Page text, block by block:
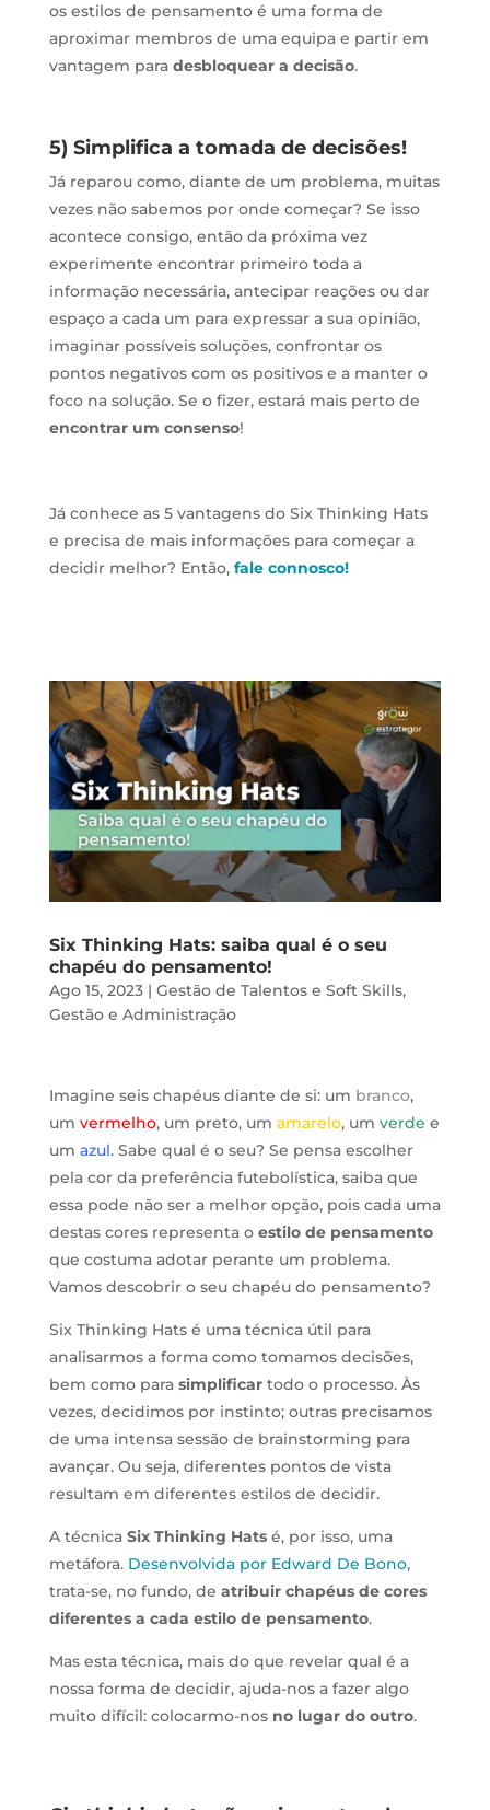
os estilos de pensamento é uma forma de
aproximar membros de uma equipa e partir em
vantagem para desbloquear a decisão.
5) Simplifica a tomada de decisões!
Já reparou como, diante de um problema, muitas
vezes não sabemos por onde começar? Se isso
acontece consigo, então da próxima vez
experimente encontrar primeiro toda a
informação necessária, antecipar reações ou dar
espaço a cada um para expressar a sua opinião,
imaginar possíveis soluções, confrontar os
pontos negativos com os positivos e a manter o
foco na solução. Se o fizer, estará mais perto de
encontrar um consenso!
Já conhece as 5 vantagens do Six Thinking Hats
e precisa de mais informações para começar a
decidir melhor? Então, fale connosco!
Six Thinking Hats: saiba qual é o seu
chapéu do pensamento!
Ago 15, 2023| Gestão de Talentos e Soft Skills,
Gestão e Administração
Imagine seis chapéus diante de si: um branco,
um vermelho, um preto, um amarelo, um verde e
um azul. Sabe qual é o seu? Se pensa escolher
pela cor da preferência futebolística, saiba que
essa pode não ser a melhor opção, pois cada uma
destas cores representa o estilo de pensamento
que costuma adotar perante um problema.
Vamos descobrir o seu chapéu do pensamento?
Six Thinking Hats é uma técnica útil para
analisarmos a forma como tomamos decisões,
bem como para simplificartodo o processo. Às
vezes, decidimos por instinto; outras precisamos
de uma intensa sessão de brainstorming para
avançar. Ou seja, diferentes pontos de vista
resultam em diferentes estilos de decidir.
A técnica Six Thinking Hatsé, por isso, uma
metáfora. Desenvolvida por Edward De Bono,
trata-se, no fundo, de atribuir chapéus de cores
diferentes a cada estilo de pensamento.
Mas esta técnica, mais do que revelar qual é a
nossa forma de decidir, ajuda-nos a fazer algo
muito difícil: colocarmo-nos no lugar do outro.